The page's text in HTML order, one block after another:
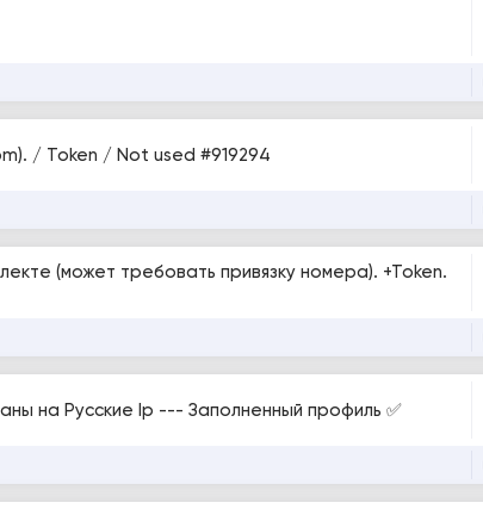
Twitch US / Подтверждение по электронной почте (hotmail.com). / Token / Not used #919294
(может требовать привязку номера). +Token.
на Русские Ip --- Заполненный профиль ✅